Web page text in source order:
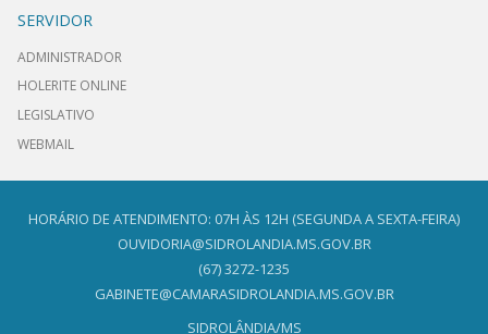
SERVIDOR
ADMINISTRADOR
HOLERITE ONLINE
LEGISLATIVO
WEBMAIL
HORÁRIO DE ATENDIMENTO: 07H ÀS 12H (SEGUNDA A SEXTA-FEIRA)
OUVIDORIA@SIDROLANDIA.MS.GOV.BR
(67) 3272-1235
GABINETE@CAMARASIDROLANDIA.MS.GOV.BR
SIDROLÂNDIA/MS